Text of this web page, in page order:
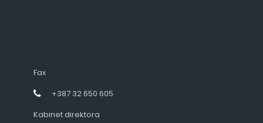
Fax
+387 32 650 605
Kabinet direktora